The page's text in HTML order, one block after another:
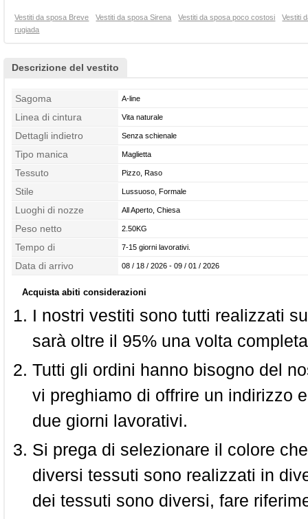
Vestiti da sposa Breve Vestiti da sposa Sirena Vestiti da sposa poco costosi
Vestiti
rugiada
Descrizione del vestito
Sagoma A-line
Linea di cintura Vita naturale
Dettagli indietro Senza schienale
Tipo manica Maglietta
Tessuto Pizzo, Raso
Stile Lussuoso, Formale
Luoghi di nozze All Aperto, Chiesa
Peso netto 2.50KG
Tempo di
confezionamento
7-15 giorni lavorativi.
Data di arrivo 08 / 18 / 2026 - 09 / 01 / 2026
Acquista abiti considerazioni
I nostri vestiti sono tutti realizzati
sarà oltre il 95% una volta
Tutti gli ordini hanno bisogno del
vi preghiamo di offrire un indirizzo
due giorni lavorativi.
Si prega di selezionare il colore
diversi tessuti sono realizzati in
dei tessuti sono diversi, fare